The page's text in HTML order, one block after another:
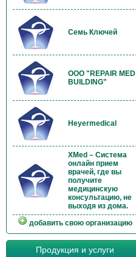
Семь Ключей
OOO "REPAIR MED
BUILDING"
Heyermedical
XMed – Система
онлайн прием
врачей, где вы
получите
медицинскую
консультацию, не
выходя из дома.
добавить свою организацию
Продукция и услуги